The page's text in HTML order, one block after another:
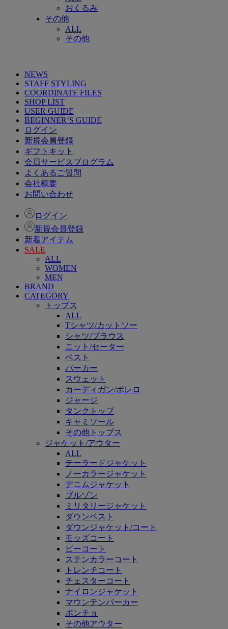
おくるみ
その他
ALL
その他
NEWS
STAFF STYLING
COORDINATE FILES
SHOP LIST
USER GUIDE
BEGINNER’S GUIDE
ログイン
新規会員登録
ギフトキット
会員サービスプログラム
よくあるご質問
会社概要
お問い合わせ
ログイン
新規会員登録
新着アイテム
SALE
ALL
WOMEN
MEN
BRAND
CATEGORY
トップス
ALL
Tシャツ/カットソー
シャツ/ブラウス
ニット/セーター
ベスト
パーカー
スウェット
カーディガン/ボレロ
ジャージ
タンクトップ
キャミソール
その他トップス
ジャケット/アウター
ALL
テーラードジャケット
ノーカラージャケット
デニムジャケット
ブルゾン
ミリタリージャケット
ダウンベスト
ダウンジャケット/コート
モッズコート
ピーコート
ステンカラーコート
トレンチコート
チェスターコート
ナイロンジャケット
マウンテンパーカー
ポンチョ
その他アウター